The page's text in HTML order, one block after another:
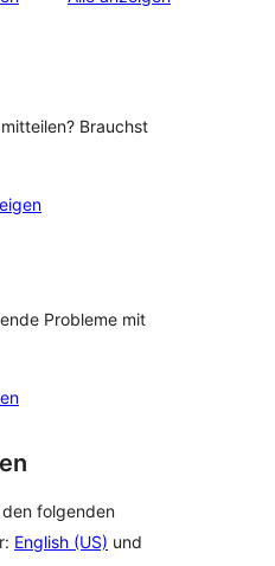
Brauchst
Probleme mit
den folgenden
English (US) und